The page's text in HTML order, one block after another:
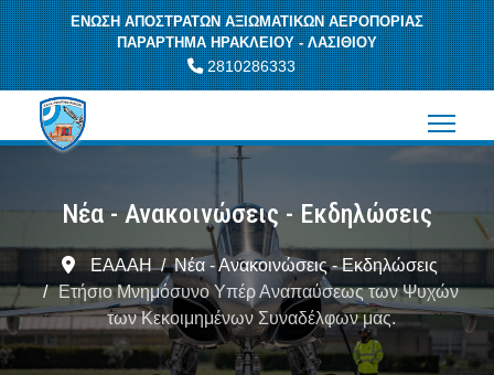
ΕΝΩΣΗ ΑΠΟΣΤΡΑΤΩΝ ΑΞΙΩΜΑΤΙΚΩΝ ΑΕΡΟΠΟΡΙΑΣ
ΠΑΡΑΡΤΗΜΑ ΗΡΑΚΛΕΙΟΥ - ΛΑΣΙΘΙΟΥ
2810286333
Νέα - Ανακοινώσεις - Εκδηλώσεις
ΕΑΑΑΗ
Νέα - Ανακοινώσεις - Εκδηλώσεις
Ετήσιο Μνημόσυνο Υπέρ Αναπαύσεως των Ψυχών
των Κεκοιμημένων Συναδέλφων μας.